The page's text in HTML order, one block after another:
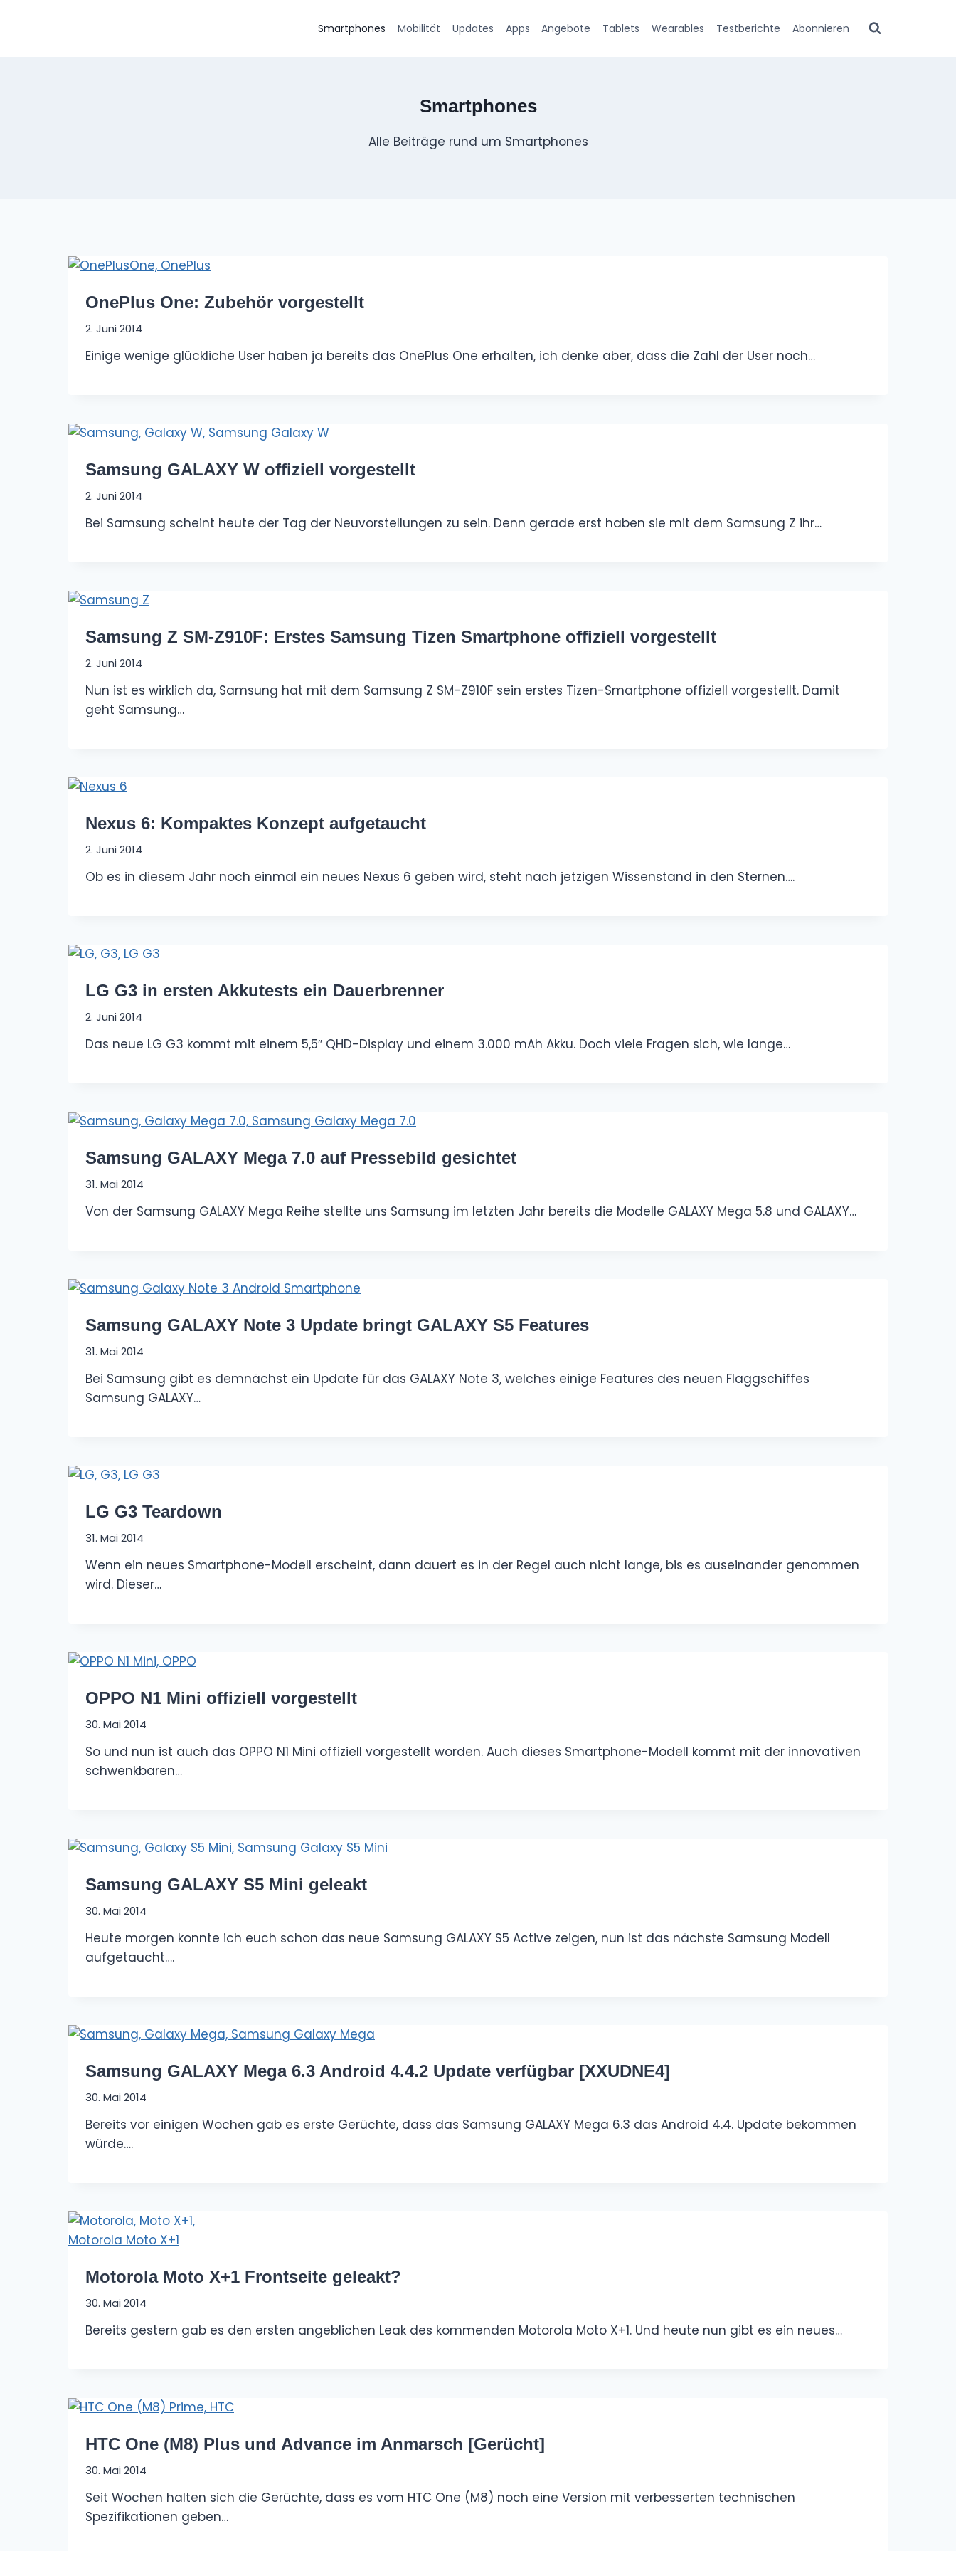
Smartphones Mobilität Updates Apps Angebote Tablets Wearables Testberichte Abonnieren
Smartphones
Alle Beiträge rund um Smartphones
OnePlus One: Zubehör vorgestellt
2. Juni 2014
Einige wenige glückliche User haben ja bereits das OnePlus One erhalten, ich denke aber, dass die Zahl der User noch…
Samsung GALAXY W offiziell vorgestellt
2. Juni 2014
Bei Samsung scheint heute der Tag der Neuvorstellungen zu sein. Denn gerade erst haben sie mit dem Samsung Z ihr…
Samsung Z SM-Z910F: Erstes Samsung Tizen Smartphone offiziell vorgestellt
2. Juni 2014
Nun ist es wirklich da, Samsung hat mit dem Samsung Z SM-Z910F sein erstes Tizen-Smartphone offiziell vorgestellt. Damit
geht Samsung…
Nexus 6: Kompaktes Konzept aufgetaucht
2. Juni 2014
Ob es in diesem Jahr noch einmal ein neues Nexus 6 geben wird, steht nach jetzigen Wissenstand in den Sternen….
LG G3 in ersten Akkutests ein Dauerbrenner
2. Juni 2014
Das neue LG G3 kommt mit einem 5,5″ QHD-Display und einem 3.000 mAh Akku. Doch viele Fragen sich, wie lange…
Samsung GALAXY Mega 7.0 auf Pressebild gesichtet
31. Mai 2014
Von der Samsung GALAXY Mega Reihe stellte uns Samsung im letzten Jahr bereits die Modelle GALAXY Mega 5.8 und GALAXY…
Samsung GALAXY Note 3 Update bringt GALAXY S5 Features
31. Mai 2014
Bei Samsung gibt es demnächst ein Update für das GALAXY Note 3, welches einige Features des neuen Flaggschiffes
Samsung GALAXY…
LG G3 Teardown
31. Mai 2014
Wenn ein neues Smartphone-Modell erscheint, dann dauert es in der Regel auch nicht lange, bis es auseinander genommen
wird. Dieser…
OPPO N1 Mini offiziell vorgestellt
30. Mai 2014
So und nun ist auch das OPPO N1 Mini offiziell vorgestellt worden. Auch dieses Smartphone-Modell kommt mit der innovativen
schwenkbaren…
Samsung GALAXY S5 Mini geleakt
30. Mai 2014
Heute morgen konnte ich euch schon das neue Samsung GALAXY S5 Active zeigen, nun ist das nächste Samsung Modell
aufgetaucht….
Samsung GALAXY Mega 6.3 Android 4.4.2 Update verfügbar [XXUDNE4]
30. Mai 2014
Bereits vor einigen Wochen gab es erste Gerüchte, dass das Samsung GALAXY Mega 6.3 das Android 4.4. Update bekommen
würde….
Motorola Moto X+1 Frontseite geleakt?
30. Mai 2014
Bereits gestern gab es den ersten angeblichen Leak des kommenden Motorola Moto X+1. Und heute nun gibt es ein neues…
HTC One (M8) Plus und Advance im Anmarsch [Gerücht]
30. Mai 2014
Seit Wochen halten sich die Gerüchte, dass es vom HTC One (M8) noch eine Version mit verbesserten technischen
Spezifikationen geben…